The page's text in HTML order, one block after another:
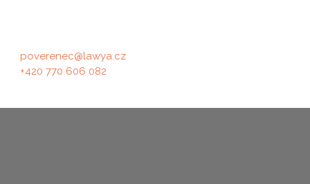
poverenec@lawya.cz
+420 770 606 082